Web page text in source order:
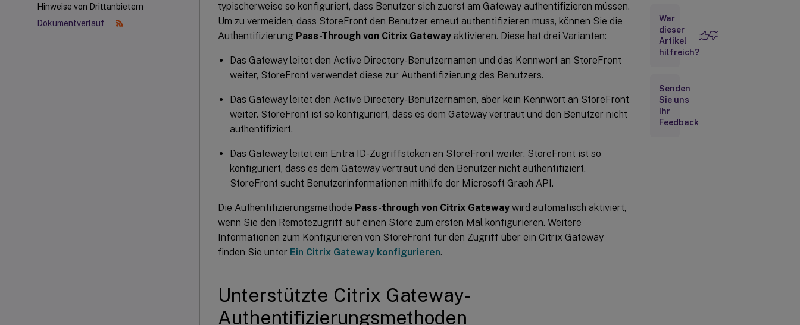
Hinweise von Drittanbietern
Dokumentverlauf
typischerweise so konfiguriert, dass Benutzer sich zuerst am Gateway authentifizieren müssen.
Um zu vermeiden, dass StoreFront den Benutzer erneut authentifizieren muss, können Sie die
Authentifizierung Pass-Through von Citrix Gateway aktivieren. Diese hat drei Varianten:
Das Gateway leitet den Active Directory-Benutzernamen und das Kennwort an StoreFront
weiter, StoreFront verwendet diese zur Authentifizierung des Benutzers.
Das Gateway leitet den Active Directory-Benutzernamen, aber kein Kennwort an StoreFront
weiter. StoreFront ist so konfiguriert, dass es dem Gateway vertraut und den Benutzer nicht
authentifiziert.
Das Gateway leitet ein Entra ID-Zugriffstoken an StoreFront weiter. StoreFront ist so
konfiguriert, dass es dem Gateway vertraut und den Benutzer nicht authentifiziert.
StoreFront sucht Benutzerinformationen mithilfe der Microsoft Graph API.
Die Authentifizierungsmethode Pass-through von Citrix Gateway wird automatisch aktiviert,
wenn Sie den Remotezugriff auf einen Store zum ersten Mal konfigurieren. Weitere
Informationen zum Konfigurieren von StoreFront für den Zugriff über ein Citrix Gateway
finden Sie unter Ein Citrix Gateway konfigurieren.
Unterstützte Citrix Gateway-
Authentifizierungsmethoden
Vertrauenswürdige
Benutzerdomänen
konfigurieren
Kennwortvalidierung
War
dieser
Artikel
hilfreich?
Senden
Sie uns
Ihr
Feedback